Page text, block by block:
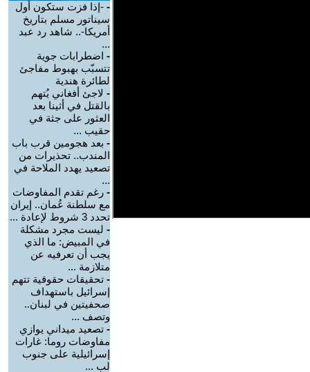
- -إذا فزت ستكون أول
سيناتور مسلم بتاريخ
أمريكا-.. شاهد رد عبد
...
- اضطرابات جوية
تتسبّب بهبوط مفاجئ
لطائرة هندية
- لاجئ أفغاني يُتهم
بالقتل في أثينا بعد
العثور على جثة في
حقيب ...
- بعد هجومين قرب باب
المندب.. تحذيرات من
تصعيد يهدد الملاحة في
...
- رغم تقدم المفاوضات
مع سلطنة عُمان.. إيران
تحدد 3 شروط لإعادة ...
- ليست مجرد مشكلة
في المبيض: ما الذي
يجب أن تعرفيه عن
متلازمة ...
- تحقيقات حقوقية تتهم
إسرائيل باستهداف
صحفيتين في لبنان..
وتصف ...
- تصعيد ميداني يوازي
مفاوضات روما: غارات
إسرائيلية على جنوب
لب ...